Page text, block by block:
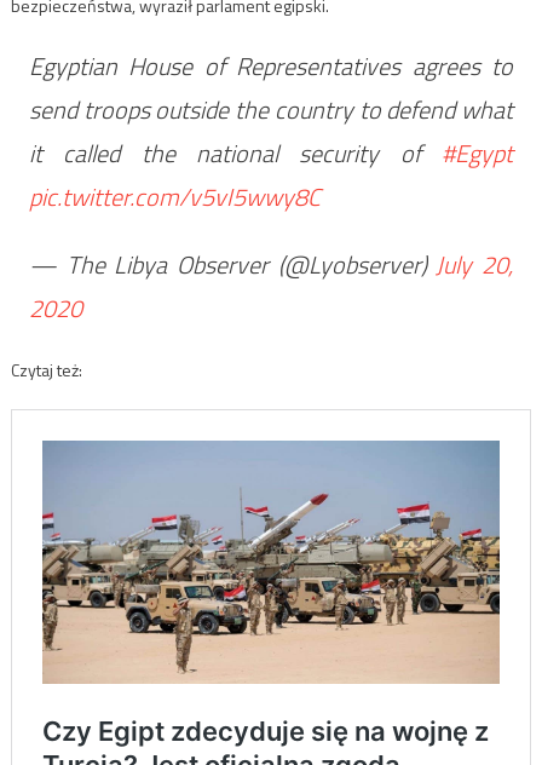
bezpieczeństwa, wyraził parlament egipski.
Egyptian House of Representatives agrees to
send troops outside the country to defend what
it called the national security of #Egypt
pic.twitter.com/v5vI5wwy8C
— The Libya Observer (@Lyobserver)July 20,
2020
Czytaj też: